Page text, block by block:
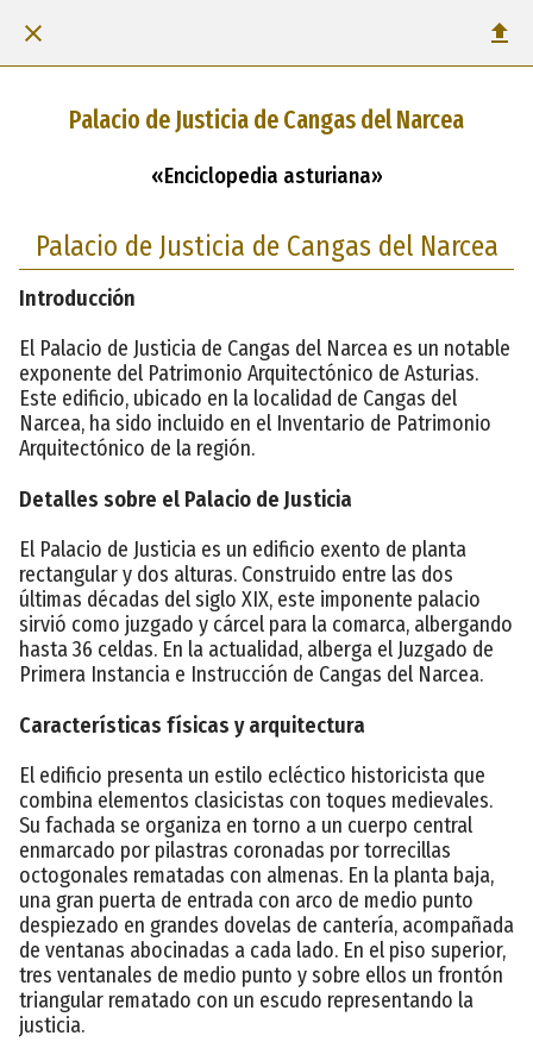
Palacio de Justicia de Cangas del Narcea
«Enciclopedia asturiana»
Palacio de Justicia de Cangas del Narcea
Introducción
El Palacio de Justicia de Cangas del Narcea es un notable
exponente del Patrimonio Arquitectónico de Asturias.
Este edificio, ubicado en la localidad de Cangas del
Narcea, ha sido incluido en el Inventario de Patrimonio
Arquitectónico de la región.
Detalles sobre el Palacio de Justicia
El Palacio de Justicia es un edificio exento de planta
rectangular y dos alturas. Construido entre las dos
últimas décadas del siglo XIX, este imponente palacio
sirvió como juzgado y cárcel para la comarca, albergando
hasta 36 celdas. En la actualidad, alberga el Juzgado de
Primera Instancia e Instrucción de Cangas del Narcea.
Características físicas y arquitectura
El edificio presenta un estilo ecléctico historicista que
combina elementos clasicistas con toques medievales.
Su fachada se organiza en torno a un cuerpo central
enmarcado por pilastras coronadas por torrecillas
octogonales rematadas con almenas. En la planta baja,
una gran puerta de entrada con arco de medio punto
despiezado en grandes dovelas de cantería, acompañada
de ventanas abocinadas a cada lado. En el piso superior,
tres ventanales de medio punto y sobre ellos un frontón
triangular rematado con un escudo representando la
justicia.